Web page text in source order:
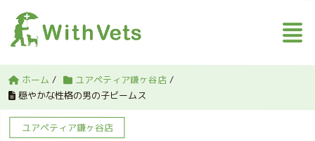
ホーム / ユアペティア鎌ヶ谷店 /
穏やかな性格の男の子ビームス
ユアペティア鎌ヶ谷店